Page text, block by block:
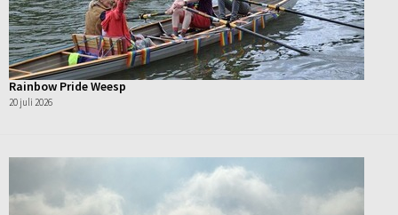
Rainbow Pride Weesp
20 juli 2026